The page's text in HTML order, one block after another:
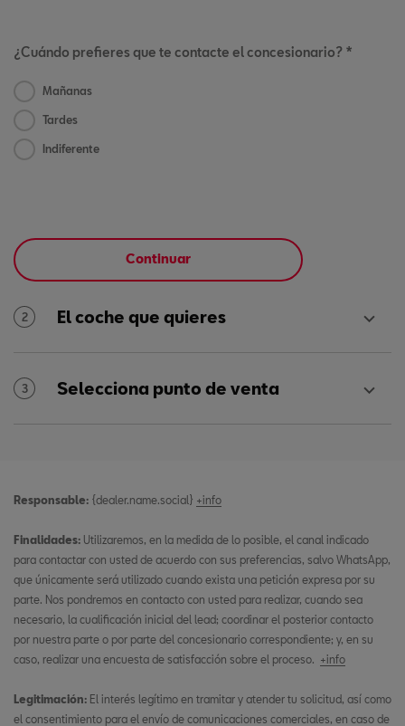
¿Cuándo prefieres que te contacte el concesionario? *
Mañanas
Tardes
Indiferente
Continuar
2 El coche que quieres
3 Selecciona punto de venta
Responsable: {dealer.name.social} +info
Finalidades: Utilizaremos, en la medida de lo posible, el canal indicado
para contactar con usted de acuerdo con sus preferencias, salvo WhatsApp,
que únicamente será utilizado cuando exista una petición expresa por su
parte. Nos pondremos en contacto con usted para realizar, cuando sea
necesario, la cualificación inicial del lead; coordinar el posterior contacto
por nuestra parte o por parte del concesionario correspondiente; y, en su
caso, realizar una encuesta de satisfacción sobre el proceso. +info
Legitimación: El interés legítimo en tramitar y atender tu solicitud, así como
el consentimiento para el envío de comunicaciones comerciales, en caso de